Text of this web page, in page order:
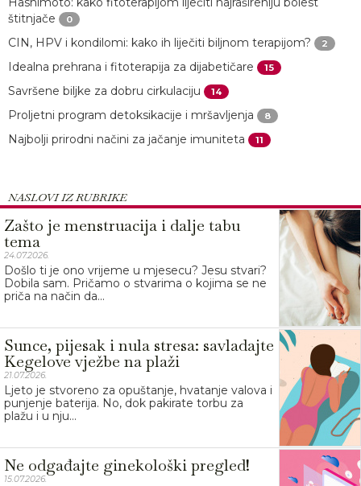
štitnjače
0
CIN, HPV i kondilomi: kako ih liječiti biljnom terapijom? 2
Idealna prehrana i fitoterapija za dijabetičare 15
Savršene biljke za dobru cirkulaciju 14
Proljetni program detoksikacije i mršavljenja 8
Najbolji prirodni načini za jačanje imuniteta 11
NASLOVI IZ RUBRIKE
Zašto je menstruacija i dalje tabu
tema
24.07.2026.
Došlo ti je ono vrijeme u mjesecu? Jesu stvari?
Dobila sam. Pričamo o stvarima o kojima se ne
priča na način da...
Sunce, pijesak i nula stresa: savladajte
Kegelove vježbe na plaži
21.07.2026.
Ljeto je stvoreno za opuštanje, hvatanje valova i
punjenje baterija. No, dok pakirate torbu za
plažu i u nju...
Ne odgađajte ginekološki pregled!
15.07.2026.